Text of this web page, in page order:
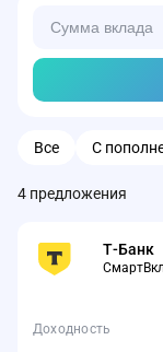
Все С
4 предложения
Т-Банк
Доходность